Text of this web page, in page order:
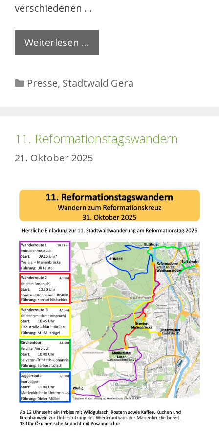
verschiedenen …
Weiterlesen …
Kategorien
Presse, Stadtwald Gera
11. Reformationstagswandern
21. Oktober 2025